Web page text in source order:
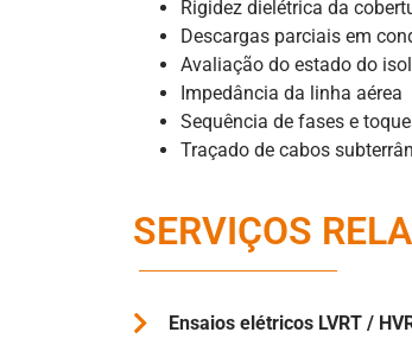
Rigidez dielétrica da
Descargas parciais em
Avaliação do estado do
Impedância da linha aérea
Sequência de fases e
Traçado de cabos
SERVIÇOS
Ensaios elétricos LVRT /